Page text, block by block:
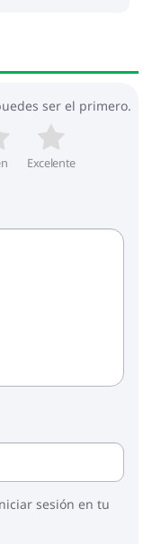
ser el primero.
Excelente
sesión en tu